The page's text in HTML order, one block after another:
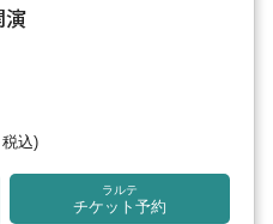
演
税込)
ラルテ
チケット予約